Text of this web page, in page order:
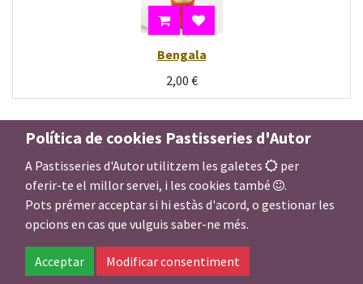
Bengala
2,00 €
Política de cookies Pastisseries d'Autor
A Pastisseries d'Autor utilitzem les galetes
per
oferir-te el millor servei, i les cookies també
.
Pots prémer acceptar si hi estàs d'acord, o gestionar les
opcions en cas que vulguis saber-ne més.
Acceptar Modificar consentiment